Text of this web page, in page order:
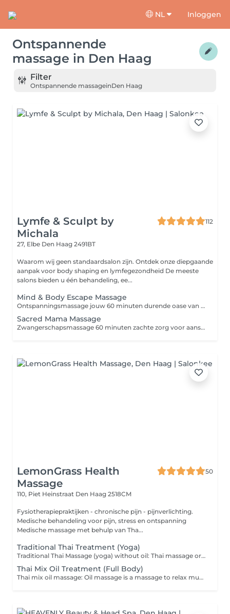
NL Inloggen
Ontspannende
massage in Den Haag
Filter
Ontspannende massageinDen Haag
Lymfe & Sculpt by
Michala
112
27, Elbe Den Haag 2491BT
Waarom wij geen standaardsalon zijn. Ontdek onze diepgaande
aanpak voor body shaping en lymfegezondheid De meeste
salons bieden u één behandeling, ee...
Mind & Body Escape Massage
Ontspanningsmassage jouw 60 minuten durende oase van rust Stel je voor dat je even je ogen sluit en de wereld om je heen stilvalt. Zachte muziek, de geur van warme oliën en kalmerende aanrakingen nemen langzaam de spanning en vermoeidheid van je weg. Dat is een ontspanningsmassage in onze salon een ritueel waarbij niet alleen je lichaam tot rust komt, maar ook je geest vrijer kan ademhalen. In tegenstelling tot klassieke therapeutische massages is het doel hier geen pijnlijke drukpunten, maar diepe regeneratie met zachte technieken die de doorbloeding stimuleren, je spieren losmaken en je hoofd helemaal tot rust brengen. Het resultaat: -stress en vermoeidheid vloeien weg -je spieren voelen soepeler en je lichaam lichter -je stemming verbetert door de aanmaak van endorfines -'s avonds slaap je dieper en rustiger -je huid voelt zacht en straalt meer Een ontspanningsmassage is de perfecte keuze als je even tijd voor jezelf wilt, nieuwe energie wilt opdoen en de deur uit wilt gaan met het gevoel dat je opnieuw hebt opgeladen.
Sacred Mama Massage
Zwangerschapsmassage 60 minuten zachte zorg voor aanstaande mama's Een zwangerschap is een bijzondere periode, maar ook een grote belasting voor lichaam en geest. Een groeiende buik, hormonale veranderingen en vermoeidheid zorgen vaak voor spanning in de rug, opgezwollen benen of een onrustige slaap. Een zwangerschapsmassage is een veilige en zachte manier om ontspanning, verlichting en een moment voor jezelf te ervaren. Tijdens de 60 minuten durende massage richten we ons op de gebieden die tijdens de zwangerschap het meest worden belast rug, onderrug, nek, benen en voeten. De massage wordt uitgevoerd in een comfortabele zijligging, ondersteund door kussens, zodat elke aanraking zo aangenaam en veilig mogelijk is. Voordelen van een zwangerschapsmassage: -verlichting van rug-, schouder- en onderrugklachten -vermindering van opgezwollen benen -diepe ontspanning en een betere nachtrust -vermindering van stress en spanning -betere bloed- en lymfecirculatie -een gevoel van welzijn voor moeder én baby Een zwangerschapsmassage is een prachtig cadeau dat elke aanstaande mama verdient een moment om even te ontspannen en zich volledig te richten op zichzelf en haar kindje.
LemonGrass Health
Massage
50
110, Piet Heinstraat Den Haag 2518CM
Fysiotherapiepraktijken - chronische pijn - pijnverlichting.
Medische behandeling voor pijn, stress en ontspanning
Medische massage met behulp van Tha...
Traditional Thai Treatment (Yoga)
Traditional Thai Massage (yoga) without oil: Thai massage or Thai handicrafts is another important science and art field. of the academic principles of Thai traditional medicine in the fight against various ailments Thai massage nowadays is Thai wisdom that has been integrated together with the body of knowledge of medical science in other medical systems until developed into a Thai massage with unique And has been widely accepted both in the country and internationally. health massage, It is a massage to relax the body and mind. It helps the blood and air to circulate well. Tension tendons are slack. make various joints not stuck as a massage with various methods such as pressing, squeezing, twisting, pulling, bending, smashing, knocking, and chopping to create relaxation in various points of the body from body massage (Body massage) to balance the body Time spent 1-2 hours.
Thai Mix Oil Treatment (Full Body)
Thai mix oil massage: Oil massage is a massage to relax muscles with an important helper. By gently massaging the oil over the body. to relieve fatigue In addition, it provides balance for body, mind and emotions and stimulates the nervous system. It helps to reduce stress and makes the skin smooth, soft and hydrated. Stimulate the body to build immunity to good mental health. Feel free and sleep better because the body is calm and relaxed Stimulate the circulation to be effective allowing the blood to carry oxygen. and nutrients to nourish different parts of the body better